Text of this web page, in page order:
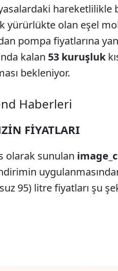
hareketlilikle
yürürlükte olan eşel
pompa fiyatlarına
kalan 53 kuruşluk
bekleniyor.
Haberleri
FİYATLARI
olarak sunulan
95) litre fiyatları şu